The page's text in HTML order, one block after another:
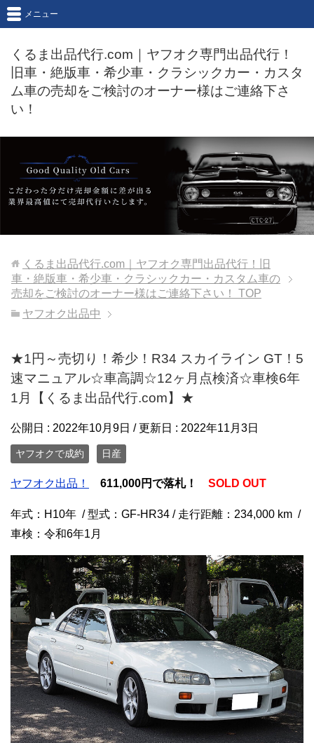
くるま出品代行.com｜ヤフオク専門出品代行！
旧車・絶版車・希少車・クラシックカー・カスタ
ム車の売却をご検討のオーナー様はご連絡下さ
い！
メニュー
くるま出品代行.com｜ヤフオク専門出品代行！旧
車・絶版車・希少車・クラシックカー・カスタム車の
売却をご検討のオーナー様はご連絡下さい！
TOP
ヤフオク出品中
★1円～売切り！希少！R34 スカイライン GT！5
速マニュアル☆車高調☆12ヶ月点検済☆車検6年
1月【くるま出品代行.com】★
公開日 : 2022年10月9日 / 更新日 : 2022年11月3日
ヤフオクで成約 日産
ヤフオク出品！ 611,000円で落札！ SOLD OUT
年式：H10年 / 型式：GF-HR34 / 走行距離：234,000 km /
車検：令和6年1月